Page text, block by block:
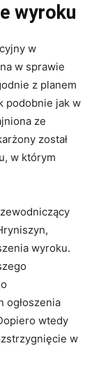
wyroku
w
w sprawie
z planem
podobnie jak w
ze
został
w którym
wyroku.
ogłoszenia
wtedy
w